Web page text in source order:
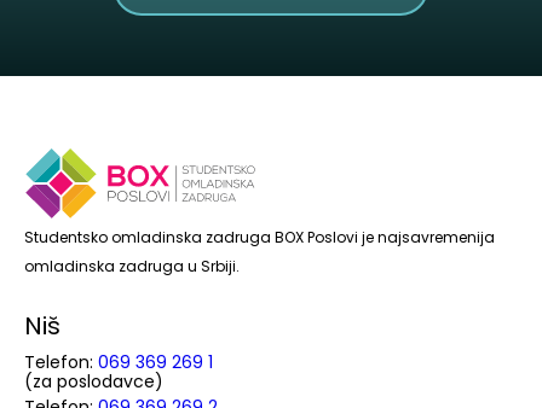
Studentsko omladinska zadruga BOX Poslovi je najsavremenija
omladinska zadruga u Srbiji.
Niš
Telefon: 069 369 269 1
(za poslodavce)